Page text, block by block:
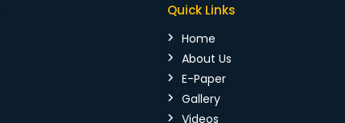
Quick Links
Home
About Us
E-Paper
Gallery
Videos